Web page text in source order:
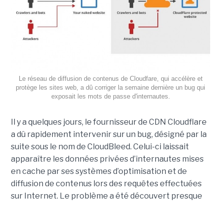
Le réseau de diffusion de contenus de Cloudfare, qui accélère et
protège les sites web, a dû corriger la semaine dernière un bug qui
exposait les mots de passe d'internautes.
Il y a quelques jours, le fournisseur de CDN Cloudflare
a dû rapidement intervenir sur un bug, désigné par la
suite sous le nom de CloudBleed. Celui-ci laissait
apparaître les données privées d’internautes mises
en cache par ses systèmes d’optimisation et de
diffusion de contenus lors des requêtes effectuées
sur Internet. Le problème a été découvert presque